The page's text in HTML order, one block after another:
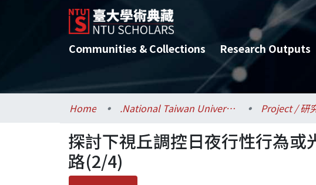
Communities & Collections Research Outputs
Home .National Taiwan University / 國立臺灣大學 Project / 研
探討下視丘調控日夜行性行為或
路(2/4)